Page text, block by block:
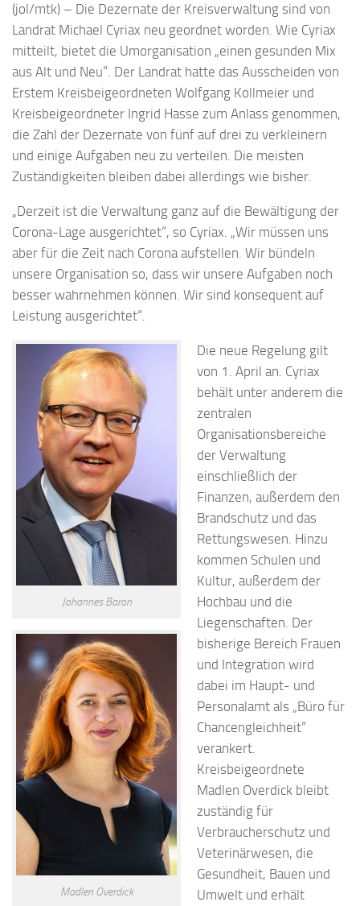
(jol/mtk) – Die Dezernate der Kreisverwaltung sind von
Landrat Michael Cyriax neu geordnet worden. Wie Cyriax
mitteilt, bietet die Umorganisation „einen gesunden Mix
aus Alt und Neu“. Der Landrat hatte das Ausscheiden von
Erstem Kreisbeigeordneten Wolfgang Kollmeier und
Kreisbeigeordneter Ingrid Hasse zum Anlass genommen,
die Zahl der Dezernate von fünf auf drei zu verkleinern
und einige Aufgaben neu zu verteilen. Die meisten
Zuständigkeiten bleiben dabei allerdings wie bisher.
„Derzeit ist die Verwaltung ganz auf die Bewältigung der
Corona-Lage ausgerichtet“, so Cyriax. „Wir müssen uns
aber für die Zeit nach Corona aufstellen. Wir bündeln
unsere Organisation so, dass wir unsere Aufgaben noch
besser wahrnehmen können. Wir sind konsequent auf
Leistung ausgerichtet“.
Johannes Baron
Madlen Overdick
Die neue Regelung gilt
von 1. April an. Cyriax
behält unter anderem die
zentralen
Organisationsbereiche
der Verwaltung
einschließlich der
Finanzen, außerdem den
Brandschutz und das
Rettungswesen. Hinzu
kommen Schulen und
Kultur, außerdem der
Hochbau und die
Liegenschaften. Der
bisherige Bereich Frauen
und Integration wird
dabei im Haupt- und
Personalamt als „Büro für
Chancengleichheit“
verankert.
Kreisbeigeordnete
Madlen Overdick bleibt
zuständig für
Verbraucherschutz und
Veterinärwesen, die
Gesundheit, Bauen und
Umwelt und erhält